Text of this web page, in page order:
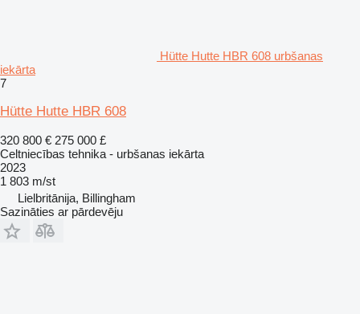
Hütte Hutte HBR 608 urbšanas
iekārta
7
Hütte Hutte HBR 608
320 800 € 275 000 £
Celtniecības tehnika - urbšanas iekārta
2023
1 803 m/st
Lielbritānija, Billingham
Sazināties ar pārdevēju